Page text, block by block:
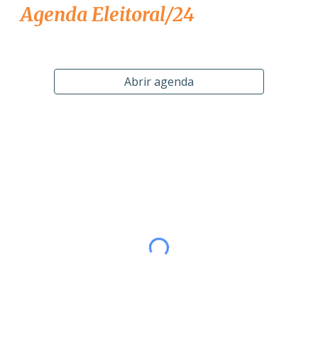
AgendaEleitoral/24
Abrir agenda